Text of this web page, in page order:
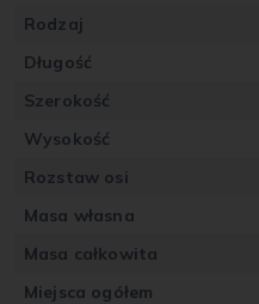
Rodzaj
Długość
Szerokość
Wysokość
Rozstaw osi
Masa własna
Masa całkowita
Miejsca ogółem